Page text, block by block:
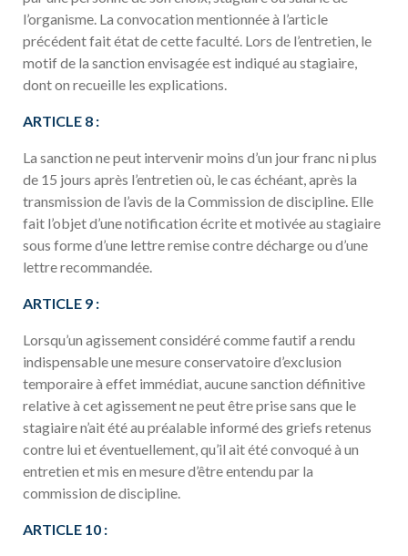
l’organisme. La convocation mentionnée à l’article
précédent fait état de cette faculté. Lors de l’entretien, le
motif de la sanction envisagée est indiqué au stagiaire,
dont on recueille les explications.
ARTICLE 8 :
La sanction ne peut intervenir moins d’un jour franc ni plus
de 15 jours après l’entretien où, le cas échéant, après la
transmission de l’avis de la Commission de discipline. Elle
fait l’objet d’une notification écrite et motivée au stagiaire
sous forme d’une lettre remise contre décharge ou d’une
lettre recommandée.
ARTICLE 9 :
Lorsqu’un agissement considéré comme fautif a rendu
indispensable une mesure conservatoire d’exclusion
temporaire à effet immédiat, aucune sanction définitive
relative à cet agissement ne peut être prise sans que le
stagiaire n’ait été au préalable informé des griefs retenus
contre lui et éventuellement, qu’il ait été convoqué à un
entretien et mis en mesure d’être entendu par la
commission de discipline.
ARTICLE 10 :